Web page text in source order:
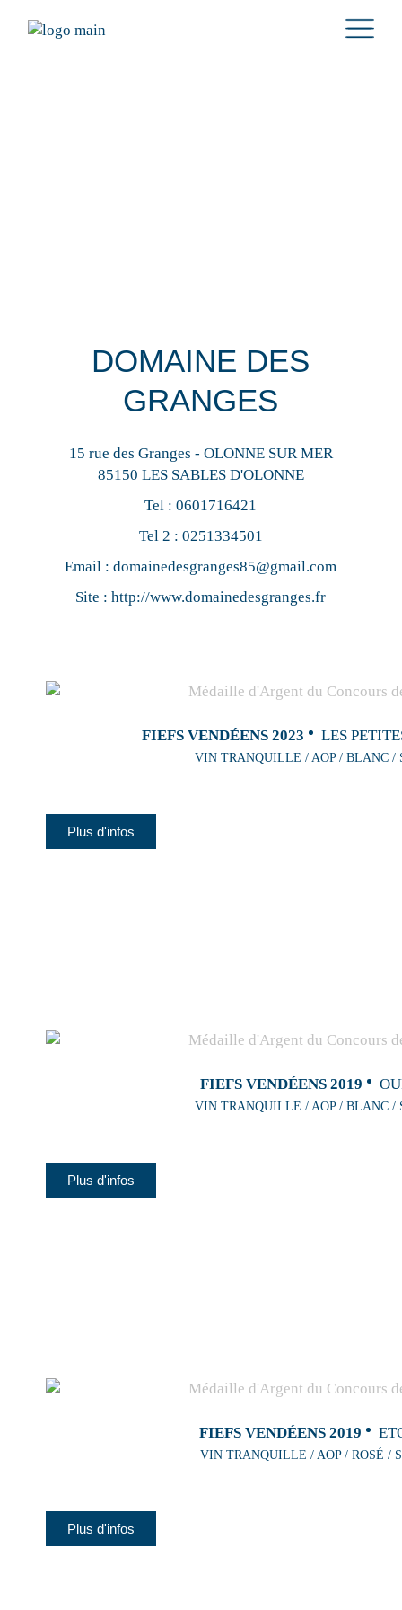
DOMAINE DES
GRANGES
15 rue des Granges - OLONNE SUR MER
85150 LES SABLES D'OLONNE
Tel :0601716421
Tel 2 : 0251334501
Email :domainedesgranges85@gmail.com
Site :http://www.domainedesgranges.fr
FIEFS VENDÉENS 2023 LES
VIN TRANQUILLE / AOP / BLANC /
Plus d'infos
FIEFS VENDÉENS 2019
VIN TRANQUILLE / AOP / BLANC /
Plus d'infos
FIEFS VENDÉENS 2019
VIN TRANQUILLE / AOP / ROSÉ /
Plus d'infos